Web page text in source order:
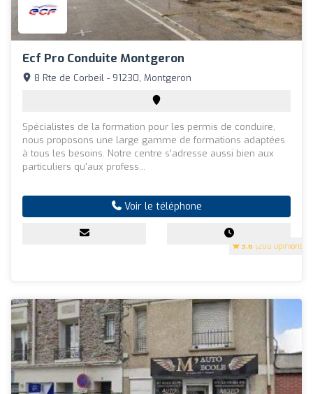
Ecf Pro Conduite Montgeron
3.6 (200 Opinions)
8 Rte de Corbeil - 91230, Montgeron
Spécialistes de la formation pour les permis de conduire,
nous proposons une large gamme de formations adaptées
à tous les besoins. Notre centre s'adresse aussi bien aux
particuliers qu'aux profess...
Voir le téléphone